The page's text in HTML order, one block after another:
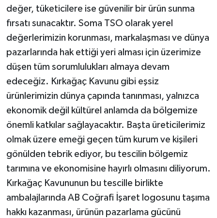
değer, tüketicilere ise güvenilir bir ürün sunma
fırsatı sunacaktır. Soma TSO olarak yerel
değerlerimizin korunması, markalaşması ve dünya
pazarlarında hak ettiği yeri alması için üzerimize
düşen tüm sorumlulukları almaya devam
edeceğiz. Kırkağaç Kavunu gibi eşsiz
ürünlerimizin dünya çapında tanınması, yalnızca
ekonomik değil kültürel anlamda da bölgemize
önemli katkılar sağlayacaktır. Başta üreticilerimiz
olmak üzere emeği geçen tüm kurum ve kişileri
gönülden tebrik ediyor, bu tescilin bölgemiz
tarımına ve ekonomisine hayırlı olmasını diliyorum.
Kırkağaç Kavununun bu tescille birlikte
ambalajlarında AB Coğrafi İşaret logosunu taşıma
hakkı kazanması, ürünün pazarlama gücünü